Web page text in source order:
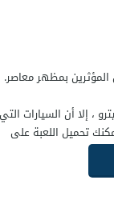
بمظهر معاصر.
، إلا أن السيارات التي
تحميل اللعبة على